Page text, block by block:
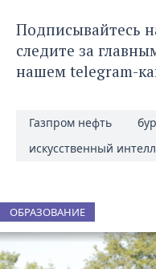
Подписывайтесь
следите за
нашем telegram-
Газпром нефть
искусственный
ОБРАЗОВАНИЕ